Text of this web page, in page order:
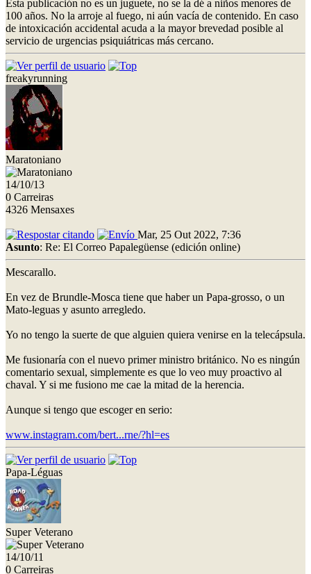
Esta publicación no es un juguete, no se la dé a niños menores de
100 años. No la arroje al fuego, ni aún vacía de contenido. En caso
de intoxicación accidental acuda a la mayor brevedad posible al
servicio de urgencias psiquiátricas más cercano.
freakyrunning
Maratoniano
14/10/13
0 Carreiras
4326 Mensaxes
Mar, 25 Out 2022, 7:36
Asunto: Re: El Correo Papalegüense (edición online)
Mescarallo.
En vez de Brundle-Mosca tiene que haber un Papa-grosso, o un
Mato-leguas y asunto arregledo.
Yo no tengo la suerte de que alguien quiera venirse en la telecápsula.
Me fusionaría con el nuevo primer ministro británico. No es ningún
comentario sexual, simplemente es que lo veo muy proactivo al
chaval. Y si me fusiono me cae la mitad de la herencia.
Aunque si tengo que escoger en serio:
www.instagram.com/bert...rne/?hl=es
Papa-Léguas
Super Veterano
14/10/11
0 Carreiras